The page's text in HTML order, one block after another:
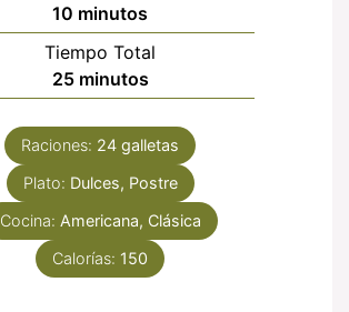
10 minutos
minutos
Tiempo Total
25minutos
minutos
Raciones: 24 galletas
Plato: Dulces, Postre
Cocina: Americana, Clásica
Calorías: 150